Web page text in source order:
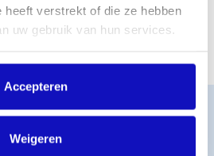
heeft verstrekt of die ze hebben
uw gebruik van hun services.
Accepteren
Weigeren
ontvang je daarover een brief
Word lid